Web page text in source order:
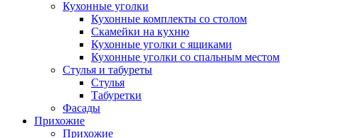
Кухонные уголки
Кухонные комплекты со столом
Скамейки на кухню
Кухонные уголки с ящиками
Кухонные уголки со спальным местом
Стулья и табуреты
Стулья
Табуретки
Фасады
Прихожие
Прихожие